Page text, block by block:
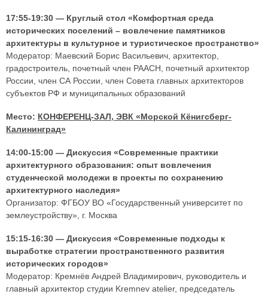
17:55-19:30 — Круглый стол «Комфортная среда
исторических поселений – вовлечение памятников
архитектуры в культурное и туристическое пространство»
Модератор: Маевский Борис Васильевич, архитектор,
градостроитель, почетный член РААСН, почетный архитектор
России, член СА России, член Совета главных архитекторов
субъектов РФ и муниципальных образований
Место: КОНФЕРЕНЦ-ЗАЛ, ЭВК «Морской Кёнигсберг-
Калининград»
14:00-15:00 — Дискуссия «Современные практики
архитектурного образования: опыт вовлечения
студенческой молодежи в проекты по сохранению
архитектурного наследия»
Организатор: ФГБОУ ВО «Государственный университет по
землеустройству», г. Москва
15:15-16:30 — Дискуссия «Современные подходы к
выработке стратегии пространственного развития
исторических городов»
Модератор: Кремнёв Андрей Владимирович, руководитель и
главный архитектор студии Kremnev atelier, председатель